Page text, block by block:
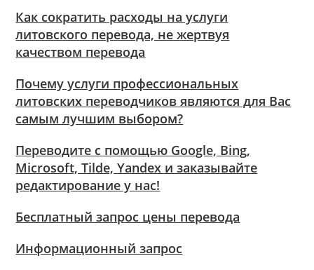
Как сократить расходы на услуги
литовского перевода, не жертвуя
качеством перевода
Почему услуги профессиональных
литовских переводчиков являются для Вас
самым лучшим выбором?
Переводите с помощью Google, Bing,
Microsoft, Tilde, Yandex и заказывайте
редактирование у нас!
Бесплатный запрос цены перевода
Информационный запрос